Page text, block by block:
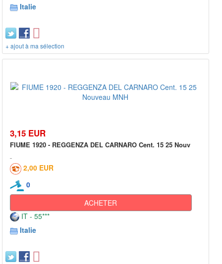
Italie
+ ajout à ma sélection
3,15 EUR
FIUME 1920 - REGGENZA DEL CARNARO Cent. 15 25 Nouv
2,00 EUR
0
ACHETER
IT - 55***
Italie